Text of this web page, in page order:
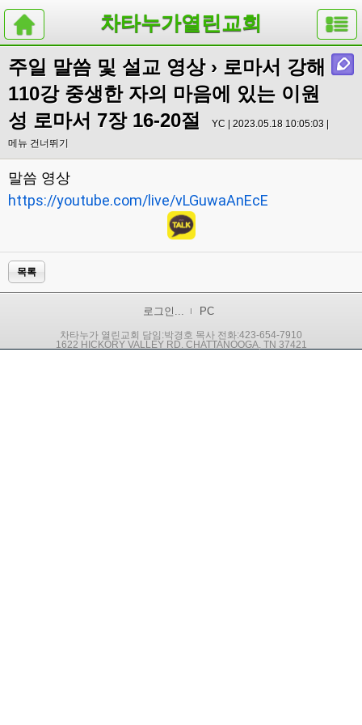
차타누가열린교회
주일 말씀 및 설교 영상› 로마서 강해
110강 중생한 자의 마음에 있는 이원
성 로마서 7장 16-20절
YC | 2023.05.18 10:05:03 |
메뉴 건너뛰기
말씀 영상
https://youtube.com/live/vLGuwaAnEcE
목록
로그인... PC
차타누가 열린교회 담임:박경호 목사 전화:423-654-7910
1622 HICKORY VALLEY RD. CHATTANOOGA, TN 37421